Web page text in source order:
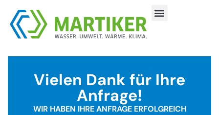
Vielen Dank für Ihre
Anfrage!
WIR HABEN IHRE ANFRAGE ERFOLGREICH